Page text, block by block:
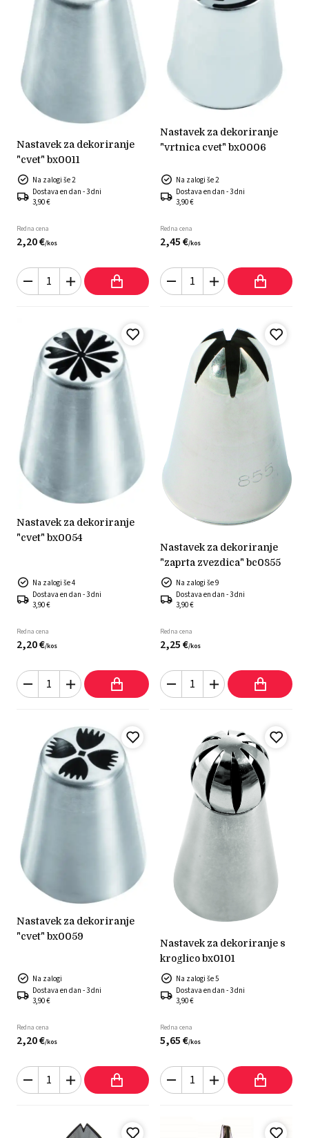
nastavek za dekoriranje
"cvet" bx0011
Na zalogi še 2
Dostava en dan - 3 dni
3,90 €
Redna cena
2,20€/kos
nastavek za dekoriranje
"vrtnica cvet" bx0006
Na zalogi še 2
Dostava en dan - 3 dni
3,90 €
Redna cena
2,45€/kos
nastavek za dekoriranje
"cvet" bx0054
Na zalogi še 4
Dostava en dan - 3 dni
3,90 €
Redna cena
2,20€/kos
nastavek za dekoriranje
"zaprta zvezdica" bc0855
Na zalogi še 9
Dostava en dan - 3 dni
3,90 €
Redna cena
2,25€/kos
nastavek za dekoriranje
"cvet" bx0059
Na zalogi
Dostava en dan - 3 dni
3,90 €
Redna cena
2,20€/kos
nastavek za dekoriranje s
kroglico bx0101
Na zalogi še 5
Dostava en dan - 3 dni
3,90 €
Redna cena
5,65€/kos